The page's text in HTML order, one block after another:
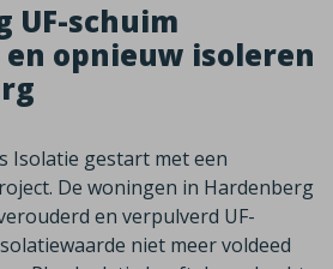
UF-schuim
opnieuw isoleren
Isolatie gestart met een
De woningen in Hardenberg
en verpulverd UF-
niet meer voldeed